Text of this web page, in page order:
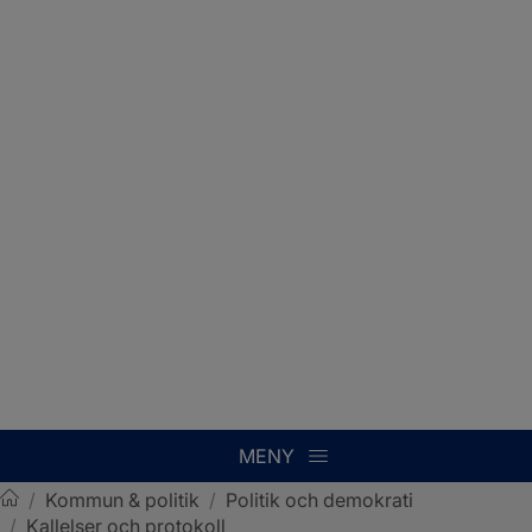
MENY
/ Kommun & politik / Politik och demokrati
/ Kallelser och protokoll